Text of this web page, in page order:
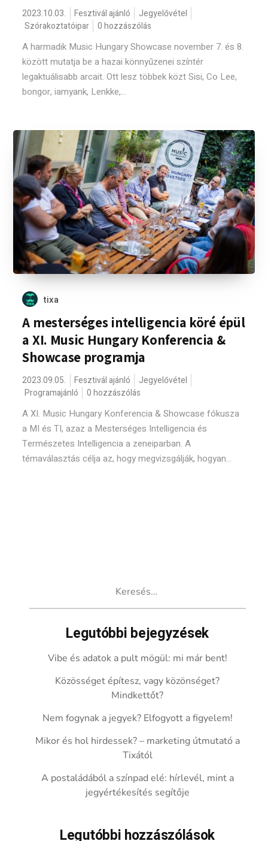
2023.10.03. Fesztivál ajánló
Jegyelővétel
Szórakoztatóipar
0 hozzászólás
A harmadik Music Hungary Showcase november 7. és 8.
között mutatja be a hazai könnyűzenei színtér
legaktuálisabb arcait. Ott lesz többek közt Sisi, Co Lee,
bongor, iamyank, Lenkke,...
tixa
A mesterséges intelligencia köré épül
a XI. Music Hungary Konferencia &
Showcase programja
2023.09.05. Fesztivál ajánló
Jegyelővétel
Programajánló
0 hozzászólás
A XI. Music Hungary Konferencia & Showcase fókusza
a MI és TI, azaz a Mesterséges Intelligencia és
Természetes Intelligencia a zeneiparban. A
témaválasztás célja az, hogy megvizsgálják, hogyan...
Legutóbbi bejegyzések
Vibe és adatok a pult mögül: mi már bent!
Közösséget építesz, vagy közönséget?
Mindkettőt?
Nem fogynak a jegyek? Elfogyott a figyelem!
Mikor és hol hirdessek? – marketing útmutató a
Tixától
A postaládából a színpad elé: hírlevél, mint a
jegyértékesítés segítője
Legutóbbi hozzászólások